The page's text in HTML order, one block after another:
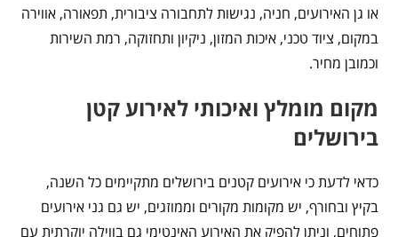
או גן האירועים, חניה, נגישות לתחבורה ציבורית, תפאורה, אווירה
במקום, ציוד טכני, איכות המזון, ניקיון ותחזוקה, רמת השירות
וכמובן מחיר.
מקום מומלץ ואיכותי לאירוע קטן
בירושלים
כדאי לדעת כי אירועים קטנים בירושלים מתקיימים כל השנה,
בקיץ ובחורף, יש מקומות מקורים וממוזגים, יש גם גני אירועים
פתוחים, וניתן להפיק את האירוע האינטימי גם בווילה יוקרתית עם